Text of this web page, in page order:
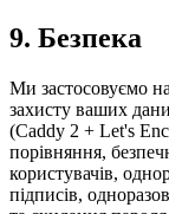
9. Безпека
Ми застосовуємо
захисту ваших
(Caddy 2 + Let's
порівняння,
користувачів,
підписів,